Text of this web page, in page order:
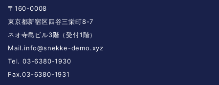
〒160-0008
東京都新宿区四谷三栄町8-7
ネオ寺島ビル3階（受付1階）
Mail.info@snekke-demo.xyz
Tel. 03-6380-1930
Fax.03-6380-1931